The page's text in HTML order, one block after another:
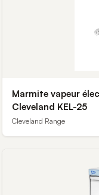
Marmite vapeur
Cleveland KEL-25
Cleveland Range